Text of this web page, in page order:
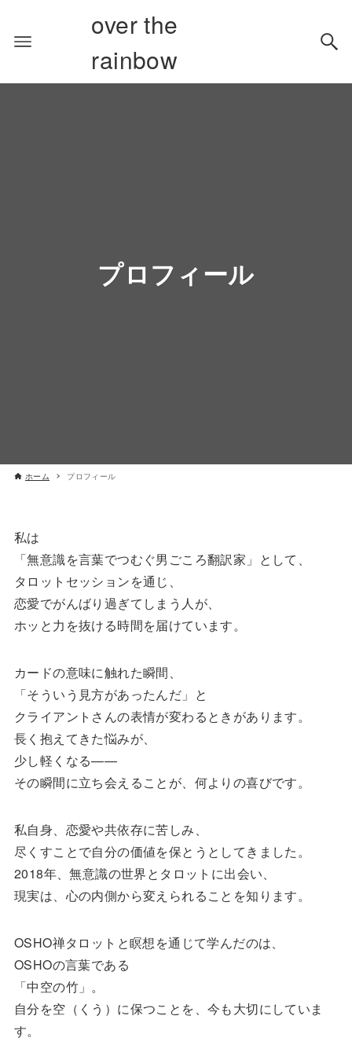
over the
rainbow
プロフィール
ホーム プロフィール
私は
「無意識を言葉でつむぐ男ごころ翻訳家」として、
タロットセッションを通じ、
恋愛でがんばり過ぎてしまう人が、
ホッと力を抜ける時間を届けています。
カードの意味に触れた瞬間、
「そういう見方があったんだ」と
クライアントさんの表情が変わるときがあります。
長く抱えてきた悩みが、
少し軽くなる——
その瞬間に立ち会えることが、何よりの喜びです。
私自身、恋愛や共依存に苦しみ、
尽くすことで自分の価値を保とうとしてきました。
2018年、無意識の世界とタロットに出会い、
現実は、心の内側から変えられることを知ります。
OSHO禅タロットと瞑想を通じて学んだのは、
OSHOの言葉である
「中空の竹」。
自分を空（くう）に保つことを、今も大切にしていま
す。